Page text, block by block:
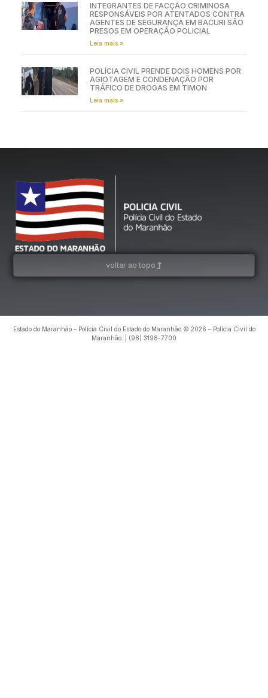
INTEGRANTES DE FACÇÃO CRIMINOSA
RESPONSÁVEIS POR ATENTADOS CONTRA
AGENTES DE SEGURANÇA EM BACURI SÃO
PRESOS EM OPERAÇÃO POLICIAL
Leia mais »
POLÍCIA CIVIL PRENDE DOIS HOMENS POR
AGIOTAGEM E CONDENAÇÃO POR
TRÁFICO DE DROGAS EM TIMON
Leia mais »
voltar ao topo
Estado do Maranhão – Polícia Civil do Estado do Maranhão © 2026 – Polícia Civil do
Maranhão. | (98) 3198-7700